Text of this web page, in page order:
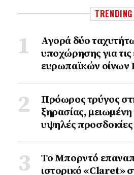
TRENDING
Αγορά δύο
υποχώρησης για
ευρωπαϊκών
Πρόωρος τρύγος
ξηρασίας,
υψηλές προσδοκίες
Το Μπορντό
ιστορικό «Claret»